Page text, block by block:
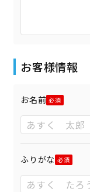
お客様情報
お名前
ふりがな